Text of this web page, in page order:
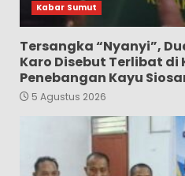
Kabar Sumut
Tersangka “Nyanyi”,
Karo Disebut Terlibat di
Penebangan Kayu
5 Agustus 2026